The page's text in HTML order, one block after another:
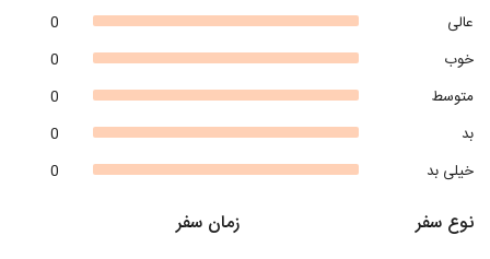
0
عالی
0
خوب
0
متوسط
0
بد
0
خیلی بد
زمان سفر نوع سفر